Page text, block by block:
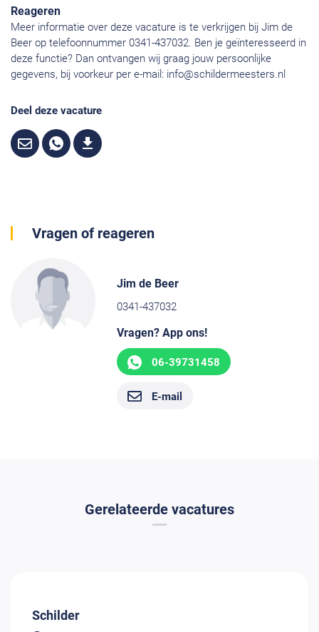
Reageren
Meer informatie over deze vacature is te verkrijgen bij Jim de
Beer op telefoonnummer 0341-437032. Ben je geïnteresseerd in
deze functie? Dan ontvangen wij graag jouw persoonlijke
gegevens, bij voorkeur per e-mail: info@schildermeesters.nl
Deel deze vacature
Vragen of reageren
Jim de Beer
0341-437032
Vragen? App ons!
06-39731458
E-mail
Gerelateerde vacatures
Schilder